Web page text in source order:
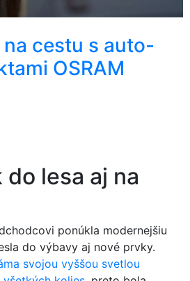
cestu s auto-
OSRAM
do lesa aj na
ponúkla modernejšiu
do výbavy aj nové prvky.
svojou vyššou svetlou